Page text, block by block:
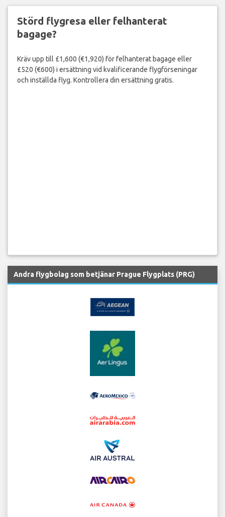
Störd flygresa eller felhanterat
bagage?
Kräv upp till £1,600 (€1,920) för felhanterat bagage eller
£520 (€600) i ersättning vid kvalificerande flygförseningar
och inställda flyg. Kontrollera din ersättning gratis.
Andra flygbolag som betjänar Prague Flygplats (PRG)